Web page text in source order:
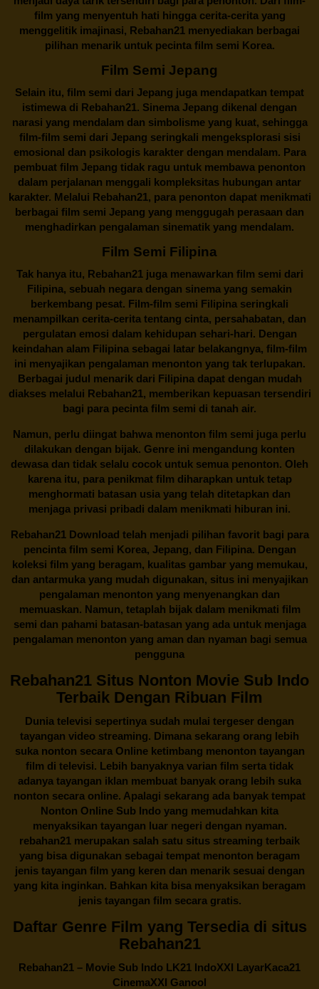
film yang menyentuh hati hingga cerita-cerita yang
menggelitik imajinasi, Rebahan21 menyediakan berbagai
pilihan menarik untuk pecinta film semi Korea.
Film Semi Jepang
Selain itu, film semi dari Jepang juga mendapatkan tempat
istimewa di Rebahan21. Sinema Jepang dikenal dengan
narasi yang mendalam dan simbolisme yang kuat, sehingga
film-film semi dari Jepang seringkali mengeksplorasi sisi
emosional dan psikologis karakter dengan mendalam. Para
pembuat film Jepang tidak ragu untuk membawa penonton
dalam perjalanan menggali kompleksitas hubungan antar
karakter. Melalui Rebahan21, para penonton dapat menikmati
berbagai film semi Jepang yang menggugah perasaan dan
menghadirkan pengalaman sinematik yang mendalam.
Film Semi Filipina
Tak hanya itu, Rebahan21juga menawarkan film semi dari
Filipina, sebuah negara dengan sinema yang semakin
berkembang pesat. Film-film semi Filipina seringkali
menampilkan cerita-cerita tentang cinta, persahabatan, dan
pergulatan emosi dalam kehidupan sehari-hari. Dengan
keindahan alam Filipina sebagai latar belakangnya, film-film
ini menyajikan pengalaman menonton yang tak terlupakan.
Berbagai judul menarik dari Filipina dapat dengan mudah
diakses melalui Rebahan21, memberikan kepuasan tersendiri
bagi para pecinta film semi di tanah air.
Namun, perlu diingat bahwa menonton film semi juga perlu
dilakukan dengan bijak. Genre ini mengandung konten
dewasa dan tidak selalu cocok untuk semua penonton. Oleh
karena itu, para penikmat film diharapkan untuk tetap
menghormati batasan usia yang telah ditetapkan dan
menjaga privasi pribadi dalam menikmati hiburan ini.
Rebahan21Download telah menjadi pilihan favorit bagi para
pencinta film semi Korea, Jepang, dan Filipina. Dengan
koleksi film yang beragam, kualitas gambar yang memukau,
dan antarmuka yang mudah digunakan, situs ini menyajikan
pengalaman menonton yang menyenangkan dan
memuaskan. Namun, tetaplah bijak dalam menikmati film
semi dan pahami batasan-batasan yang ada untuk menjaga
pengalaman menonton yang aman dan nyaman bagi semua
pengguna
Rebahan21 Situs Nonton Movie Sub Indo
Terbaik Dengan Ribuan Film
Dunia televisi sepertinya sudah mulai tergeser dengan
tayangan video streaming. Dimana sekarang orang lebih
suka nonton secara Online ketimbang menonton tayangan
film di televisi. Lebih banyaknya varian film serta tidak
adanya tayangan iklan membuat banyak orang lebih suka
nonton secara online. Apalagi sekarang ada banyak tempat
Nonton Online Sub Indo yang memudahkan kita
menyaksikan tayangan luar negeri dengan nyaman.
rebahan21 merupakan salah satu situs streaming terbaik
yang bisa digunakan sebagai tempat menonton beragam
jenis tayangan film yang keren dan menarik sesuai dengan
yang kita inginkan. Bahkan kita bisa menyaksikan beragam
jenis tayangan film secara gratis.
Daftar Genre Film yang Tersedia di situs
Rebahan21
Rebahan21 – Movie Sub Indo LK21 IndoXXI LayarKaca21
CinemaXXI Ganool